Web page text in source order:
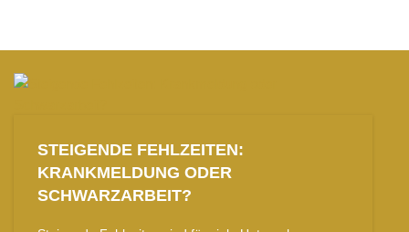
STEIGENDE FEHLZEITEN:
KRANKMELDUNG ODER
SCHWARZARBEIT?